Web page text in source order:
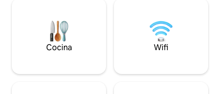
con salón y cocina compartida para
ideal para unas
Estacionamiento
Cocina Wifi